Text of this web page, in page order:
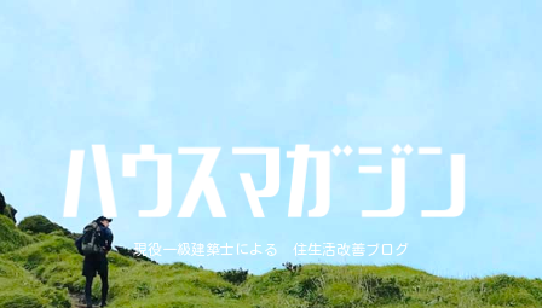
現役一級建築士による 住生活改善ブログ